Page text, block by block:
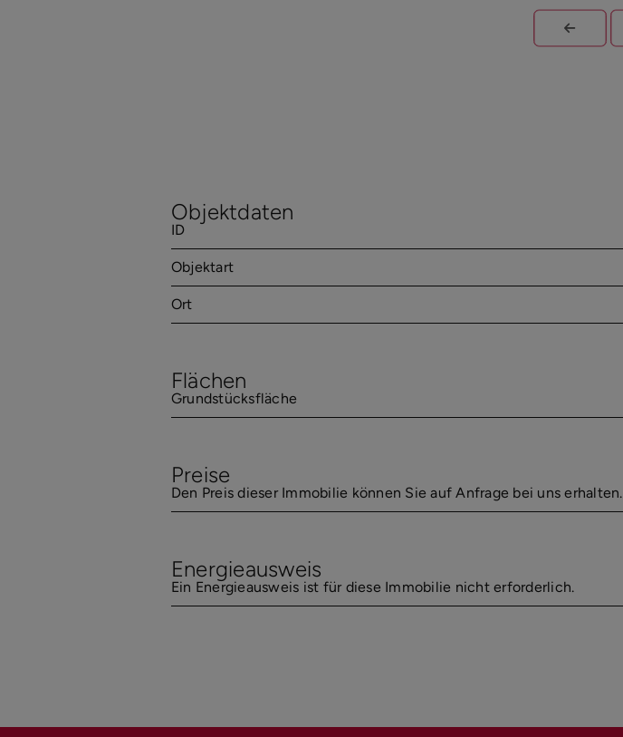
Objektdaten
ID
Objektart
Ort
Flächen
Grundstücksfläche
Preise
Den Preis dieser Immobilie können Sie auf Anfrage bei uns erhalten.
Energieausweis
Ein Energieausweis ist für diese Immobilie nicht erforderlich.